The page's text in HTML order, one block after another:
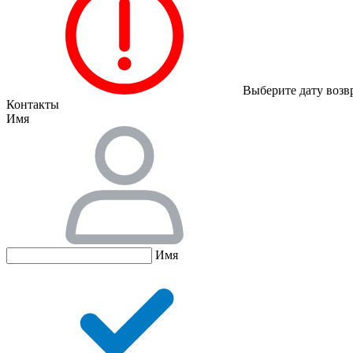
Выберите дату
Контакты
Имя
Имя